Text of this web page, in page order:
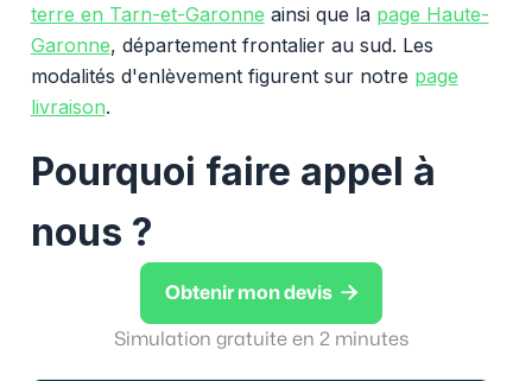
terre en Tarn-et-Garonne ainsi que la page Haute-
Garonne, département frontalier au sud. Les
modalités d'enlèvement figurent sur notre page
livraison.
Pourquoi faire appel à
nous ?
Obtenir mon devis 
Simulation gratuite en 2 minutes